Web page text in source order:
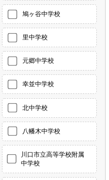
鳩ヶ谷中学校
里中学校
元郷中学校
幸並中学校
北中学校
八幡木中学校
川口市立高等学校附属
中学校